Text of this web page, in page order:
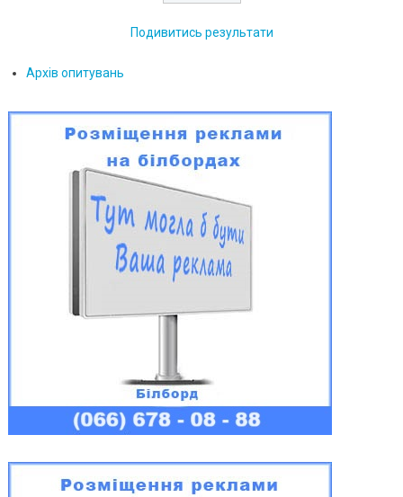
Подивитись результати
Архів опитувань